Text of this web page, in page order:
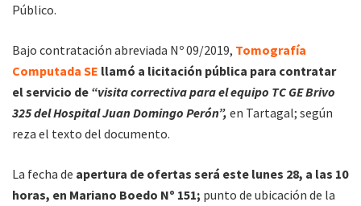
Público.
Bajo contratación abreviada Nº 09/2019, Tomografía
Computada SE llamó a licitación pública para contratar
el servicio de “visita correctiva para el equipo TC GE Brivo
325 del Hospital Juan Domingo Perón”, en Tartagal; según
reza el texto del documento.
La fecha de apertura de ofertas será este lunes 28, a las 10
horas, en Mariano Boedo Nº 151; punto de ubicación de la